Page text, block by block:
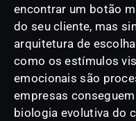
encontrar um botão
do seu cliente, mas
arquitetura de
como os estímulos
emocionais são
empresas
biologia evolutiva do